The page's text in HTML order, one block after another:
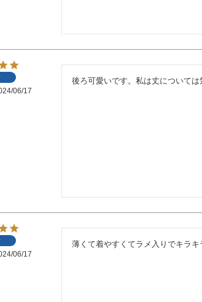
06/17
後ろ可愛いです。私は丈については
06/17
薄くて着やすくてラメ入りでキラキ